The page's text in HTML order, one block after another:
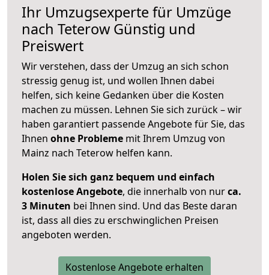
Ihr Umzugsexperte für Umzüge
nach Teterow Günstig und
Preiswert
Wir verstehen, dass der Umzug an sich schon
stressig genug ist, und wollen Ihnen dabei
helfen, sich keine Gedanken über die Kosten
machen zu müssen. Lehnen Sie sich zurück – wir
haben garantiert passende Angebote für Sie, das
Ihnen ohne Probleme mit Ihrem Umzug von
Mainz nach Teterow helfen kann.
Holen Sie sich ganz bequem und einfach
kostenlose Angebote, die innerhalb von nurca.
3 Minuten bei Ihnen sind. Und das Beste daran
ist, dass all dies zu erschwinglichen Preisen
angeboten werden.
Kostenlose Angebote erhalten